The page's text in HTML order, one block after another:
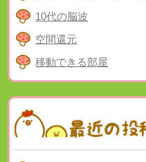
10代の脳波
空間還元
移動できる部屋